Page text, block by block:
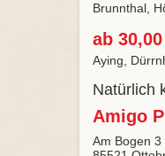
Brunnthal,
ab
Aying,
Natürlich
Amigo
Am Bogen 3